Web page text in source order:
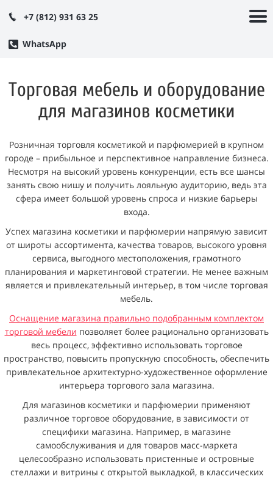
+7 (812) 931 63 25
WhatsApp
Торговая мебель и оборудование
для магазинов косметики
Розничная торговля косметикой и парфюмерией в крупном
городе – прибыльное и перспективное направление бизнеса.
Несмотря на высокий уровень конкуренции, есть все шансы
занять свою нишу и получить лояльную аудиторию, ведь эта
сфера имеет большой уровень спроса и низкие барьеры
входа.
Успех магазина косметики и парфюмерии напрямую зависит
от широты ассортимента, качества товаров, высокого уровня
сервиса, выгодного местоположения, грамотного
планирования и маркетинговой стратегии. Не менее важным
является и привлекательный интерьер, в том числе торговая
мебель.
Оснащение магазина правильно подобранным комплектом
торговой мебели позволяет более рационально организовать
весь процесс, эффективно использовать торговое
пространство, повысить пропускную способность, обеспечить
привлекательное архитектурно-художественное оформление
интерьера торгового зала магазина.
Для магазинов косметики и парфюмерии применяют
различное торговое оборудование, в зависимости от
специфики магазина. Например, в магазине
самообслуживания и для товаров масс-маркета
целесообразно использовать пристенные и островные
стеллажи и витрины с открытой выкладкой, в классических